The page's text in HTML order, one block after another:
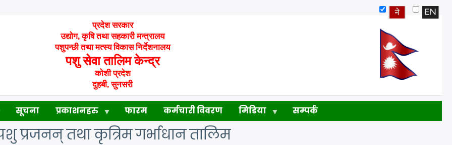
प्रदेश सरकार
उद्योग, कृषि तथा सहकारी मन्त्रालय
पशुपन्छी तथा मत्स्य विकास निर्देशनालय
पशु सेवा तालिम केन्द्र
कोशी प्रदेश
दुहबी, सुनसरी
सूचना प्रकाशनहरु फारम कर्मचारी विवरण मिडिया सम्पर्क
प्रजनन् तथा कृत्रिम गर्भाधान तालिम